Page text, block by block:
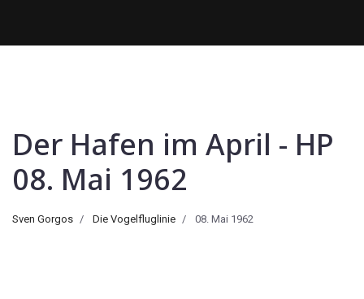
Der Hafen im April - HP
08. Mai 1962
Sven Gorgos Die Vogelfluglinie 08. Mai 1962